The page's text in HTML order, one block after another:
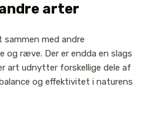
arter
sammen med andre
og ræve. Der er endda en slags
art udnytter forskellige dele af
og effektivitet i naturens